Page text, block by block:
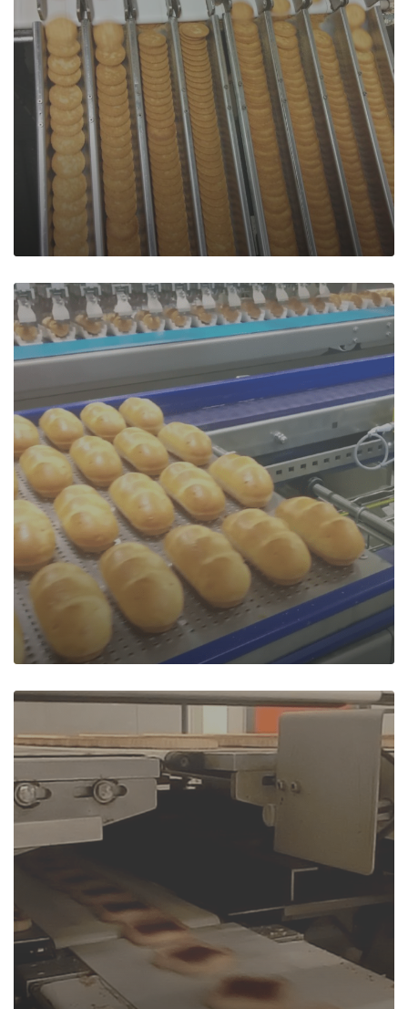
Stackage
Démoulage
Distribution de